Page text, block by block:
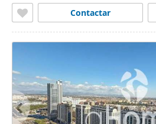
Contactar